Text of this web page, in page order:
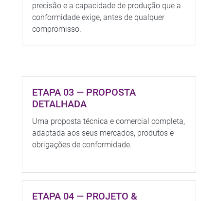
precisão e a capacidade de produção que a
conformidade exige, antes de qualquer
compromisso.
ETAPA 03 — PROPOSTA
DETALHADA
Uma proposta técnica e comercial completa,
adaptada aos seus mercados, produtos e
obrigações de conformidade.
ETAPA 04 — PROJETO &